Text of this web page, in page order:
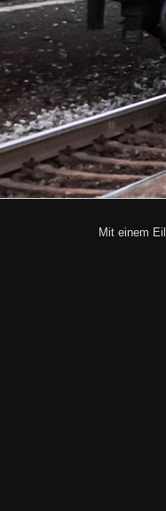
Mit einem